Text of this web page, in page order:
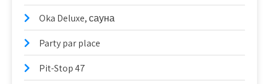
Oka Deluxe, сауна
Party par place
Pit-Stop 47